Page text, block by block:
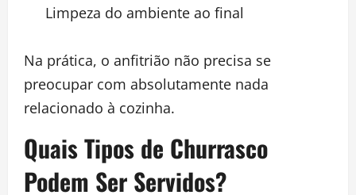
Limpeza do ambiente ao final
Na prática, o anfitrião não precisa se
preocupar com absolutamente nada
relacionado à cozinha.
Quais Tipos de Churrasco
Podem Ser Servidos?